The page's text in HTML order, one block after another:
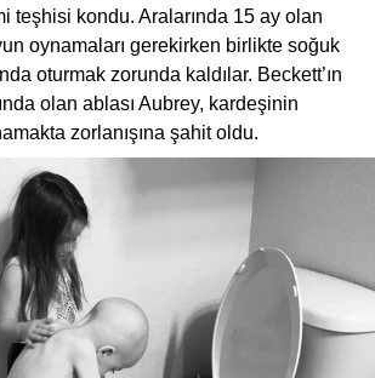
teşhisi kondu. Aralarında 15 ay olan
oynamaları gerekirken birlikte soğuk
oturmak zorunda kaldılar. Beckett’ın
olan ablası Aubrey, kardeşinin
zorlanışına şahit oldu.